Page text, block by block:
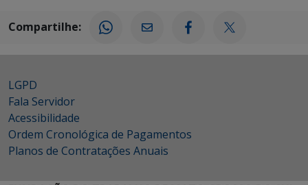
Compartilhe:
LGPD
Fala Servidor
Acessibilidade
Ordem Cronológica de Pagamentos
Planos de Contratações Anuais